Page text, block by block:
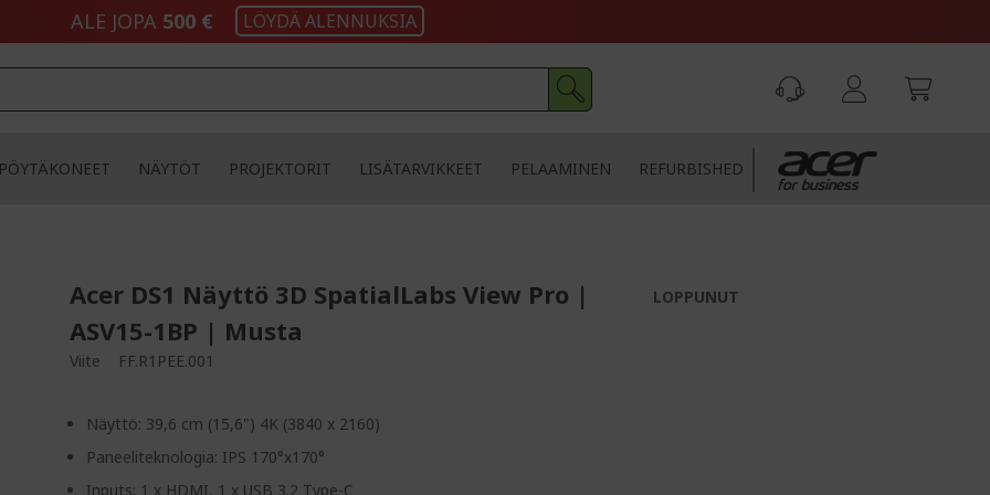
ALE JOPA 500 € LÖYDÄ ALENNUKSIA
PÖYTÄKONEET NÄYTÖT PROJEKTORIT LISÄTARVIKKEET PELAAMINEN REFURBISHED
Acer DS1 Näyttö 3D SpatialLabs View Pro |
ASV15-1BP | Musta
Viite FF.R1PEE.001
Näyttö: 39,6 cm (15,6") 4K (3840 x 2160)
Paneeliteknologia: IPS 170°x170°
Inputs: 1 x HDMI, 1 x USB 3.2 Type-C
LOPPUNUT